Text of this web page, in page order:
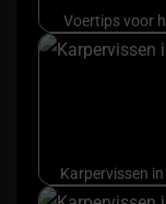
Voertips voor
Karpervissen